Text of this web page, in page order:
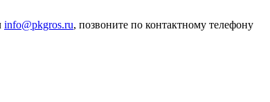
info@pkgros.ru, позвоните по контактному телефону